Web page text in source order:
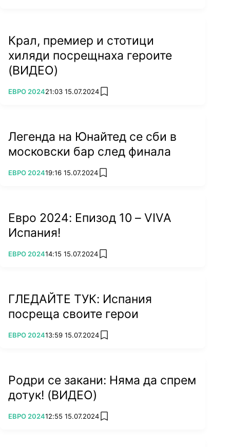
Селекцията на Роберто Мартинес все пак
пречупи чехите в 90+2', когато появилият се
като смяна Педро Нето проби по левия фланг
По-рано днес в група 6
Турция се наложи с 3:1
над Грузияв най-зрелищния мач от началото
на Евро 2024.
Крал, премиер и стотици
хиляди посрещнаха героите
(ВИДЕО)
ПОВЕЧЕ ОТ
ЕВРО 202421:03 15.07.2024 add favorites
Легенда на Юнайтед се сби в
московски бар след финала
ПОВЕЧЕ ОТ
ЕВРО 202419:16 15.07.2024 add favorites
Евро 2024: Епизод 10 – VIVA
Испания!
ПОВЕЧЕ ОТ
ЕВРО 202414:15 15.07.2024 add favorites
ГЛЕДАЙТЕ ТУК: Испания
посреща своите герои
ПОВЕЧЕ ОТ
ЕВРО 202413:59 15.07.2024 add favorites
Родри се закани: Няма да спрем
дотук! (ВИДЕО)
ПОВЕЧЕ ОТ
ЕВРО 202412:55 15.07.2024 add favorites